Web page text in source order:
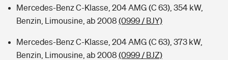
Mercedes-Benz C-Klasse, 204 AMG (C 63), 354 kW,
Benzin, Limousine, ab 2008 (0999 / BJY)
Mercedes-Benz C-Klasse, 204 AMG (C 63), 373 kW,
Benzin, Limousine, ab 2008 (0999 / BJZ)